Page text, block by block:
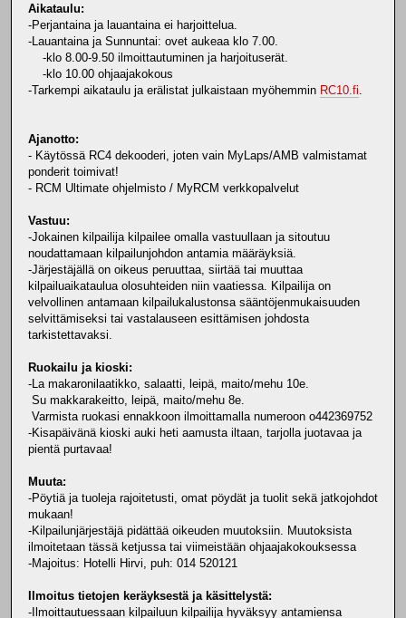
Aikataulu:
-Perjantaina ja lauantaina ei harjoittelua.
-Lauantaina ja Sunnuntai: ovet aukeaa klo 7.00.
-klo 8.00-9.50 ilmoittautuminen ja harjoituserät.
-klo 10.00 ohjaajakokous
-Tarkempi aikataulu ja erälistat julkaistaan myöhemmin RC10.fi
Ajanotto:
- Käytössä RC4 dekooderi, joten vain MyLaps/AMB valmistamat
ponderit toimivat!
- RCM Ultimate ohjelmisto / MyRCM verkkopalvelut
Vastuu:
-Jokainen kilpailija kilpailee omalla vastuullaan ja sitoutuu
noudattamaan kilpailunjohdon antamia määräyksiä.
-Järjestäjällä on oikeus peruuttaa, siirtää tai muuttaa
kilpailuaikataulua olosuhteiden niin vaatiessa. Kilpailija on
velvollinen antamaan kilpailukalustonsa sääntöjenmukaisuuden
selvittämiseksi tai vastalauseen esittämisen johdosta
tarkistettavaksi.
Ruokailu ja kioski:
-La makaronilaatikko, salaatti, leipä, maito/mehu 10e.
Su makkarakeitto, leipä, maito/mehu 8e.
Varmista ruokasi ennakkoon ilmoittamalla numeroon o442369752
-Kisapäivänä kioski auki heti aamusta iltaan, tarjolla juotavaa ja
pientä purtavaa!
Muuta:
-Pöytiä ja tuoleja rajoitetusti, omat pöydät ja tuolit sekä jatkojohdot
mukaan!
-Kilpailunjärjestäjä pidättää oikeuden muutoksiin. Muutoksista
ilmoitetaan tässä ketjussa tai viimeistään ohjaajakokouksessa
-Majoitus: Hotelli Hirvi, puh: 014 520121
Ilmoitus tietojen keräyksestä ja käsittelystä:
-Ilmoittautuessaan kilpailuun kilpailija hyväksyy antamiensa